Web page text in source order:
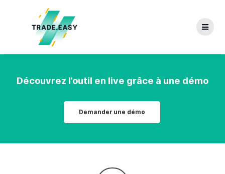
Découvrez l’outil en live grâce à une démo
Demander une démo